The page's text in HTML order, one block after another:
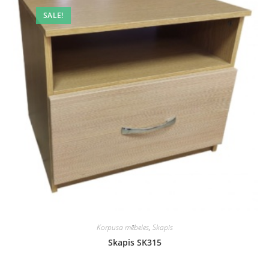
SALE!
Korpusa mēbeles, Skapis
Skapis SK315